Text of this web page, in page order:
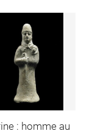
: homme au